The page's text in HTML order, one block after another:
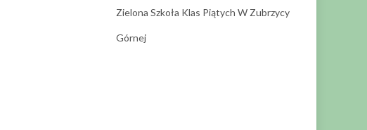
Zielona Szkoła Klas Piątych W Zubrzycy
Górnej